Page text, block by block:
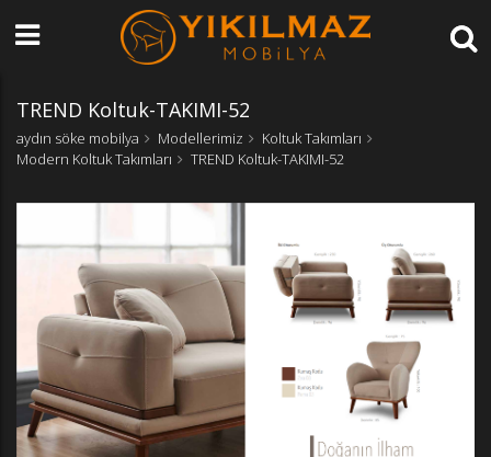
TREND Koltuk-TAKIMI-52
aydın söke mobilya Modellerimiz
Koltuk Takımları
Modern Koltuk Takımları
TREND Koltuk-TAKIMI-52